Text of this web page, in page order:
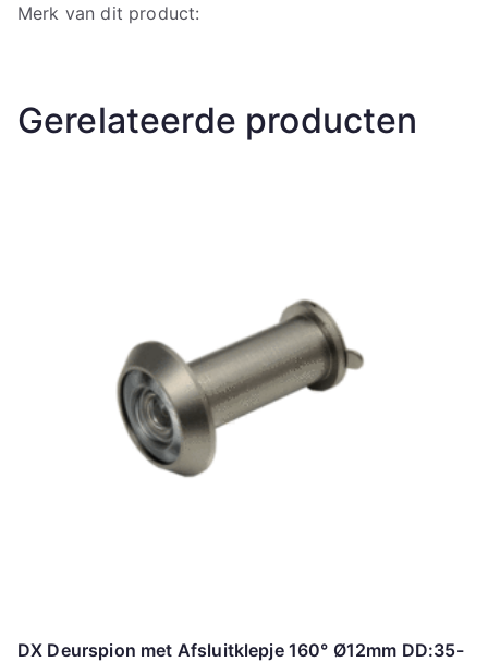
Merk van dit product:
Gerelateerde producten
DX Deurspion met Afsluitklepje 160° Ø12mm DD:35-